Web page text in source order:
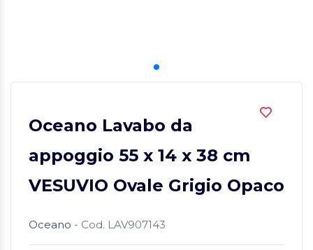
Oceano Lavabo da
appoggio 55 x 14 x 38 cm
VESUVIO Ovale Grigio Opaco
Oceano - Cod. LAV907143